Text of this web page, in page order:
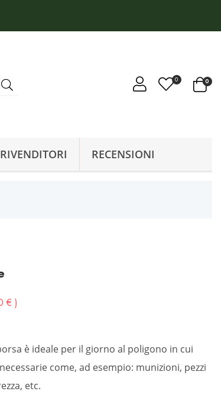
0 0
RIVENDITORI RECENSIONI
€
è ideale per il giorno al poligono in cui
come, ad esempio: munizioni, pezzi
etc.